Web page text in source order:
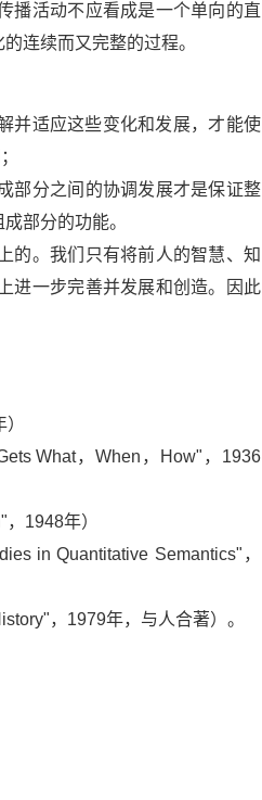
播活动不应看成是一个单向的直
连续而又完整的过程。
并适应这些变化和发展，才能使
部分之间的协调发展才是保证整
部分的功能。
的。我们只有将前人的智慧、知
进一步完善并发展和创造。因此
What，When，How"，1936
1948年）
in Quantitative Semantics"，
，1979年，与人合著）。